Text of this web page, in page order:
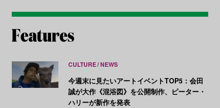
CULTURE NEWS
今週末に見たいアートイベントTOP5：会田
誠が大作《混浴図》を公開制作、ピーター・
ハリーが新作を発表